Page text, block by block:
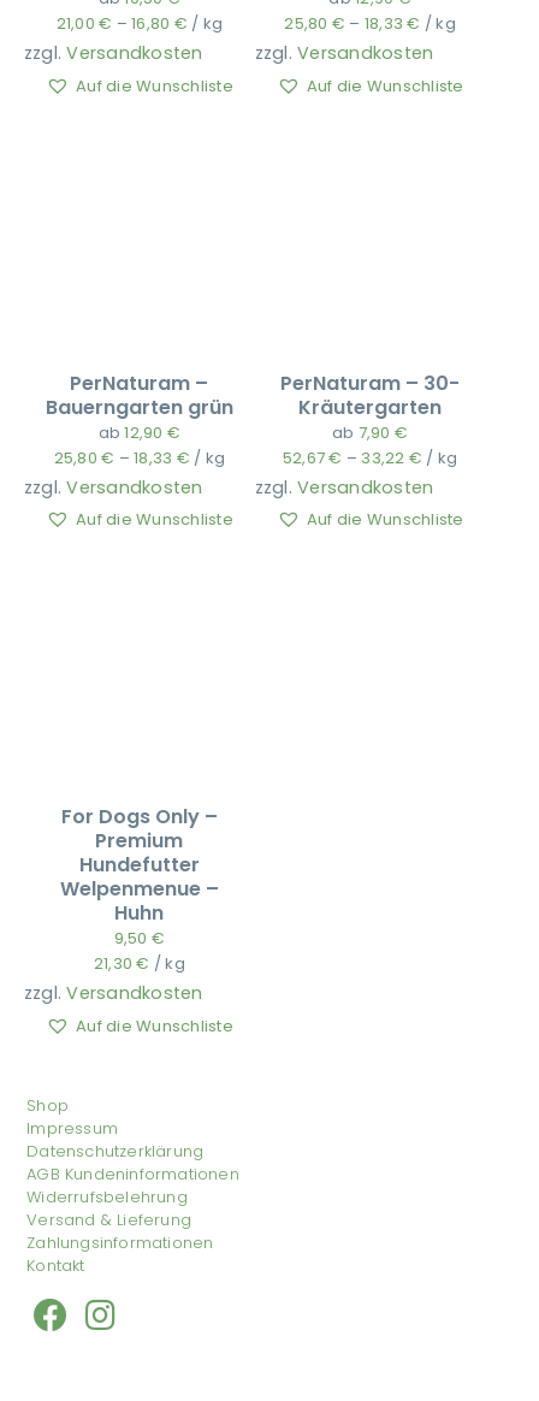
21,00€ –16,80 € / kg
zzgl.Versandkosten
Auf die Wunschliste
25,80 € – 18,33€ /kg
zzgl.Versandkosten
Auf die Wunschliste
PerNaturam –
Bauerngarten grün
ab12,90 €
25,80€ –18,33 € / kg
zzgl.Versandkosten
Auf die Wunschliste
PerNaturam – 30-
Kräutergarten
ab 7,90 €
52,67€ – 33,22 € / kg
zzgl.Versandkosten
Auf die Wunschliste
For Dogs Only –
Premium
Hundefutter
Welpenmenue –
Huhn
9,50 €
21,30€ /kg
zzgl.Versandkosten
Auf die Wunschliste
Shop
Impressum
Datenschutzerklärung
AGB Kundeninformationen
Widerrufsbelehrung
Versand & Lieferung
Zahlungsinformationen
Kontakt